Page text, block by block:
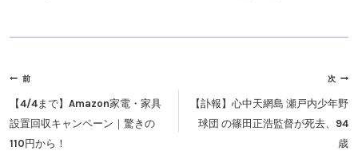
投
稿
ナ
ビ
前
【4/4まで】Amazon家電・家具
設置回収キャンペーン｜驚きの
110円から！
次
【訃報】心中天網島 瀬戸内少年野
球団 の篠田正浩監督が死去、94
歳